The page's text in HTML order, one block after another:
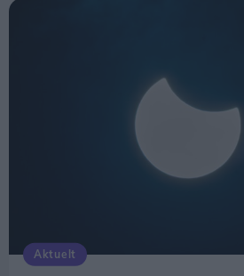
Aftenen byder ikke kun på
Aktuelt